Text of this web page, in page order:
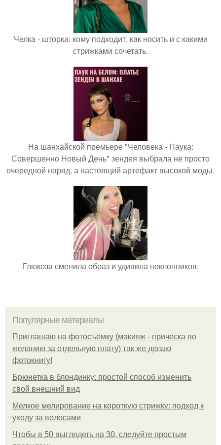
Челка - шторка: кому подходит, как носить и с какими
стрижками сочетать.
На шанхайской премьере "Человека - Паука:
Совершенно Новый День" зендея выбрала не просто
очередной наряд, а настоящий артефакт высокой моды.
Глюкоза сменила образ и удивила поклонников.
Популярные материалы
Приглашаю на фотосъёмку (макияж - прическа по
желанию за отдельную плату) так же делаю
фотокнигу!
Брюнетка в блондинку: простой способ изменить
свой внешний вид
Мелкое мелирование на короткую стрижку: подход к
уходу за волосами
Чтобы в 50 выглядеть на 30, следуйте простым